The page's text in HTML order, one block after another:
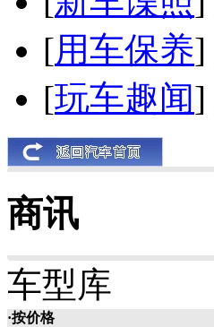
[用车保养]
[玩车趣闻]
商讯
车型库
·按价格